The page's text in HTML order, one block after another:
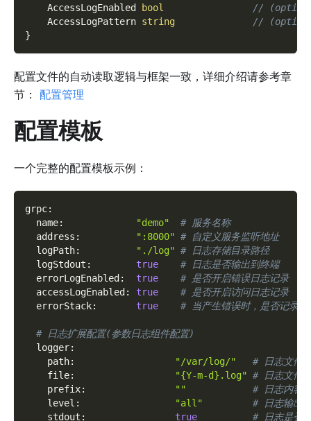
    AccessLogEnabled
bool
//
    AccessLogPattern
string
//
}
配置文件的自动读取逻辑与框架一致，详细介绍请参考章
节： 配置管理
配置模板
一个完整的配置模板示例：
grpc:
name: "demo"
# 服务名称
address : ":8000" # 自定义服务监听地址
logPath: "./log" # 日志存储目录路径
logStdout : true
# 日志是否输出到终端
errorLogEnabled : true
# 是否开启错误日志记录
accessLogEnabled : true
# 是否开启访问日志记录
errorStack: true # 当产生错误时，是否记录错
# 日志扩展配置(参数日志组件配置)
logger:
path: "/var/log/"
# 日志文件
file: "{Y-m-d}.log" # 日志文件
prefix: ""
# 日志内容
level : "all"
# 日志输出
stdout : true
# 日志是否